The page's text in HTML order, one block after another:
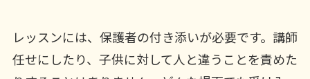
レッスンには、保護者の付き添いが必要です。講師
任せにしたり、子供に対して人と違うことを責めた